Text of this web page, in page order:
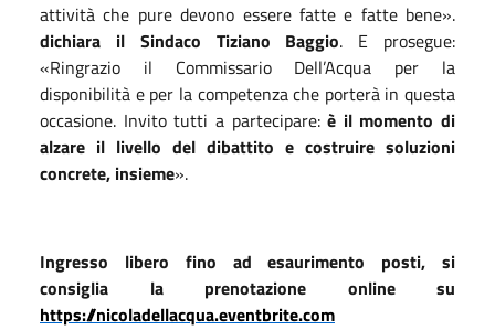
attività che pure devono essere fatte e fatte bene».
dichiara il Sindaco Tiziano Baggio. E prosegue:
«Ringrazio il Commissario Dell’Acqua per la
disponibilità e per la competenza che porterà in questa
occasione. Invito tutti a partecipare:è il momento di
alzare il livello del dibattito e costruire soluzioni
concrete, insieme».
Ingresso libero fino ad esaurimento posti, si
consiglia la prenotazione online su
https://nicoladellacqua.eventbrite.com